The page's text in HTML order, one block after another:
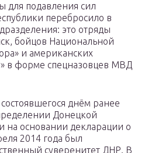
для подавления сил
перебросило в
это отряды
бойцов Национальной
и американских
в форме спецназовцев МВД
днём ранее
Донецкой
на основании декларации о
2014 года был
суверенитет ДНР. В